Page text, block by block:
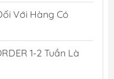
Với Hàng Có
1-2 Tuần Là